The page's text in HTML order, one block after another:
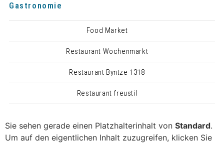
Gastronomie
Food Market
Restaurant Wochenmarkt
Restaurant Byntze 1318
Restaurant freustil
Sie sehen gerade einen Platzhalterinhalt von Standard.
Um auf den eigentlichen Inhalt zuzugreifen, klicken Sie